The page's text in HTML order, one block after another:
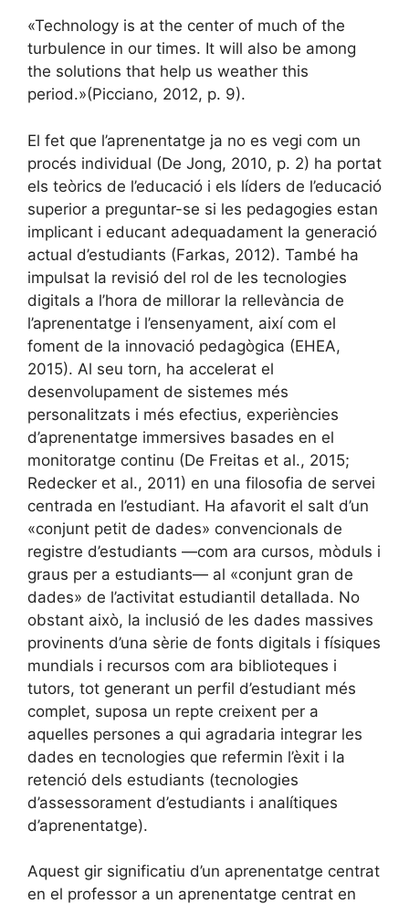
«Technology is at the center of much of the
turbulence in our times. It will also be among
the solutions that help us weather this
period.»(Picciano, 2012, p. 9).
El fet que l’aprenentatge ja no es vegi com un
procés individual (De Jong, 2010, p. 2) ha portat
els teòrics de l’educació i els líders de l’educació
superior a preguntar-se si les pedagogies estan
implicant i educant adequadament la generació
actual d’estudiants (Farkas, 2012). També ha
impulsat la revisió del rol de les tecnologies
digitals a l’hora de millorar la rellevància de
l’aprenentatge i l’ensenyament, així com el
foment de la innovació pedagògica (EHEA,
2015). Al seu torn, ha accelerat el
desenvolupament de sistemes més
personalitzats i més efectius, experiències
d’aprenentatge immersives basades en el
monitoratge continu (De Freitas et al., 2015;
Redecker et al., 2011) en una filosofia de servei
centrada en l’estudiant. Ha afavorit el salt d’un
«conjunt petit de dades» convencionals de
registre d’estudiants —com ara cursos, mòduls i
graus per a estudiants— al «conjunt gran de
dades» de l’activitat estudiantil detallada. No
obstant això, la inclusió de les dades massives
provinents d’una sèrie de fonts digitals i físiques
mundials i recursos com ara biblioteques i
tutors, tot generant un perfil d’estudiant més
complet, suposa un repte creixent per a
aquelles persones a qui agradaria integrar les
dades en tecnologies que refermin l’èxit i la
retenció dels estudiants (tecnologies
d’assessorament d’estudiants i analítiques
d’aprenentatge).
Aquest gir significatiu d’un aprenentatge centrat
en el professor a un aprenentatge centrat en